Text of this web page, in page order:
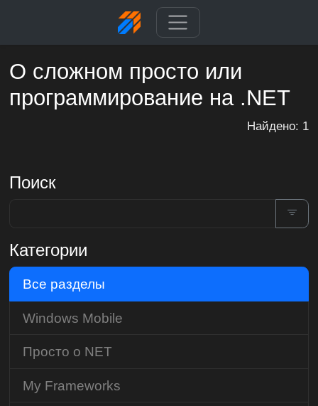
О сложном просто или
программирование на .NET
Найдено: 1
Поиск
Категории
Все разделы
Windows Mobile
Просто о NET
My Frameworks